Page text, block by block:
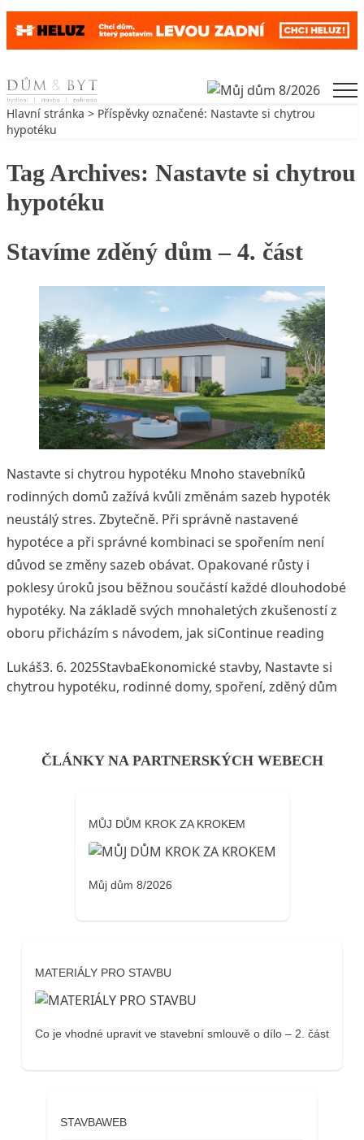
Skip to content
Hlavní stránka > Příspěvky označené: Nastavte si chytrou
hypotéku
Tag Archives: Nastavte si chytrou
hypotéku
Stavíme zděný dům – 4. část
Nastavte si chytrou hypotéku Mnoho stavebníků
rodinných domů zažívá kvůli změnám sazeb hypoték
neustálý stres. Zbytečně. Při správně nastavené
hypotéce a při správné kombinaci se spořením není
důvod se změny sazeb obávat. Opakované růsty i
poklesy úroků jsou běžnou součástí každé dlouhodobé
hypotéky. Na základě svých mnohaletých zkušeností z
oboru přicházím s návodem, jak siContinue reading
Posted by
Lukáš3. 6. 2025Posted in
StavbaTags:
Ekonomické stavby, Nastavte si
chytrou hypotéku, rodinné domy, spoření, zděný dům
ČLÁNKY NA PARTNERSKÝCH WEBECH
MŮJ DŮM KROK ZA KROKEM
Můj dům 8/2026
MATERIÁLY PRO STAVBU
Co je vhodné upravit ve stavební smlouvě o dílo – 2. část
STAVBAWEB